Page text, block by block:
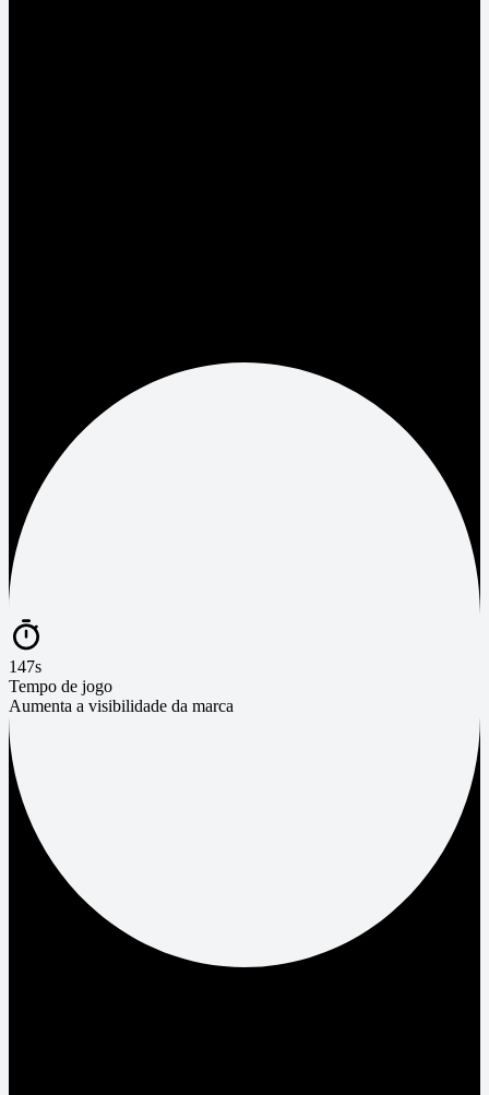
147s
Tempo de jogo
Aumenta a visibilidade da marca